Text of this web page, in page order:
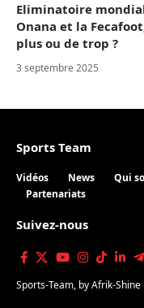
Eliminatoire
Onana et la
plus ou de trop ?
3 septembre 2025
Sports Team
Vidéos News Qui
Partenariats
Suivez-nous
Sports-Team, byAfrik-